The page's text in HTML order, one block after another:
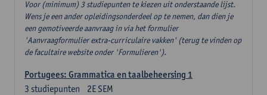
Voor (minimum) 3 studiepunten te kiezen uit onderstaande lijst.
Wens je een ander opleidingsonderdeel op te nemen, dan dien je
een gemotiveerde aanvraag in via het formulier
'Aanvraagformulier extra-curriculaire vakken' (terug te vinden op
de facultaire website onder 'Formulieren').
Portugees: Grammatica en taalbeheersing 1
2E SEM
3 studiepunten